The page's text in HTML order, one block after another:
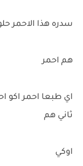
سدره هذا الاحمر
هم احمر
اي طبعا احمر اكو
ثاني هم
اوكي